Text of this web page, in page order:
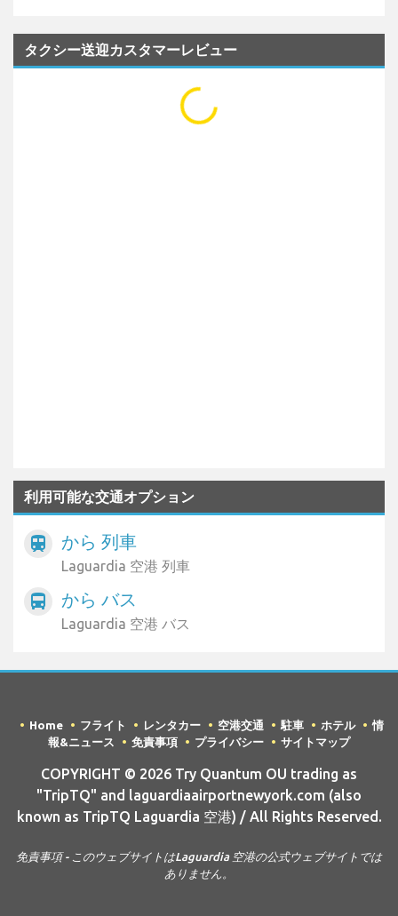
タクシー送迎カスタマーレビュー
...
利用可能な交通オプション
train から 列車
Laguardia 空港 列車
directions_bus から バス
Laguardia 空港 バス
Home フライト レンタカー 空港交通 駐車 ホテル
情
報&ニュース
免責事項 プライバシー サイトマップ
COPYRIGHT © 2026 Try Quantum OU trading as
"TripTQ" and laguardiaairportnewyork.com (also
known as TripTQ Laguardia 空港) / All Rights Reserved.
免責事項 - このウェブサイトはLaguardia 空港の公式ウェブサイトでは
ありません。